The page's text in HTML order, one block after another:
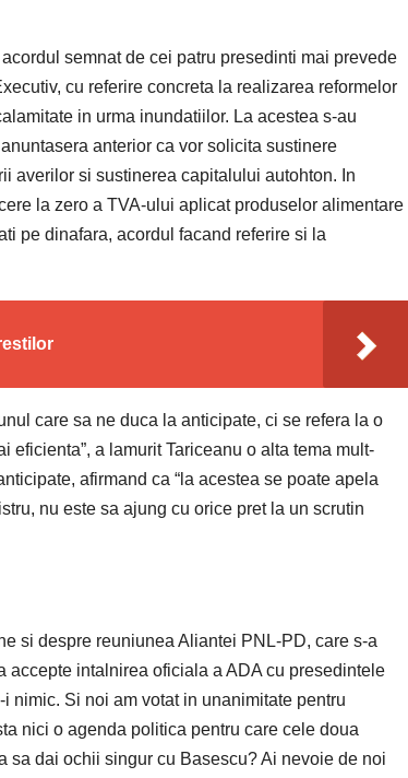
semnat de cei patru presedinti mai prevede
cu referire concreta la realizarea reformelor
in urma inundatiilor. La acestea s-au
anterior ca vor solicita sustinere
averilor si sustinerea capitalului autohton. In
la zero a TVA-ului aplicat produselor alimentare
pe dinafara, acordul facand referire si la
care sa ne duca la anticipate, ci se refera la o
a lamurit Tariceanu o alta tema mult-
afirmand ca “la acestea se poate apela
nu este sa ajung cu orice pret la un scrutin
si despre reuniunea Aliantei PNL-PD, care s-a
accepte intalnirea oficiala a ADA cu presedintele
nimic. Si noi am votat in unanimitate pentru
nici o agenda politica pentru care cele doua
sa dai ochii singur cu Basescu? Ai nevoie de noi